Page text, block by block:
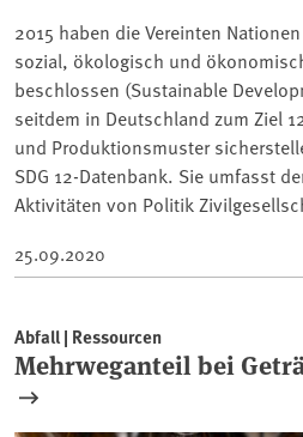
2015 haben die Vereinten
sozial, ökologisch und
beschlossen (Sustainable
seitdem in Deutschland zum Ziel
und Produktionsmuster
SDG 12-Datenbank. Sie umfasst
Aktivitäten von Politik
25.09.2020
Abfall | Ressourcen
Mehrweganteil bei